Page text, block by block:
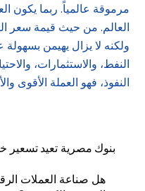
مرموقة عالمياً. ربما يكون
العالم. من حيث قيمة سعر
ولكنه لا يزال يهيمن
النفط، والاستثمارات،
النفوذ، فهو العملة الأقوى
بنوك مصرية تعيد تسعير
هل صناعة العملات